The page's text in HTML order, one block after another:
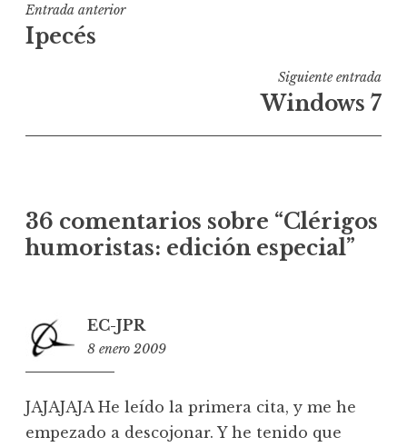
Navegación
de
Entrada anterior
Ipecés
Siguiente entrada
Windows 7
36 comentarios sobre “Clérigos
humoristas: edición especial”
EC-JPR
8 enero 2009
JAJAJAJA He leído la primera cita, y me he
empezado a descojonar. Y he tenido que